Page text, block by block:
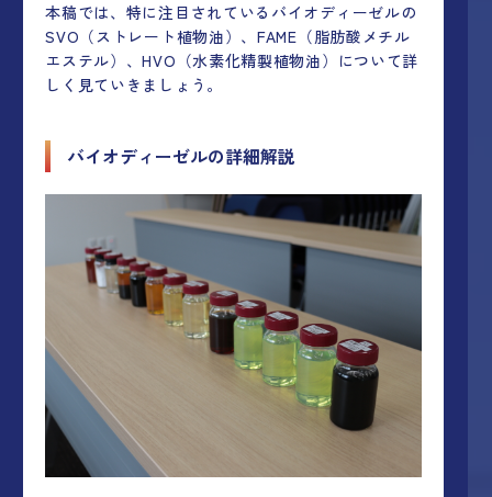
本稿では、特に注目されているバイオディーゼルの
SVO（ストレート植物油）、FAME（脂肪酸メチル
エステル）、HVO（水素化精製植物油）について詳
しく見ていきましょう。
バイオディーゼルの詳細解説